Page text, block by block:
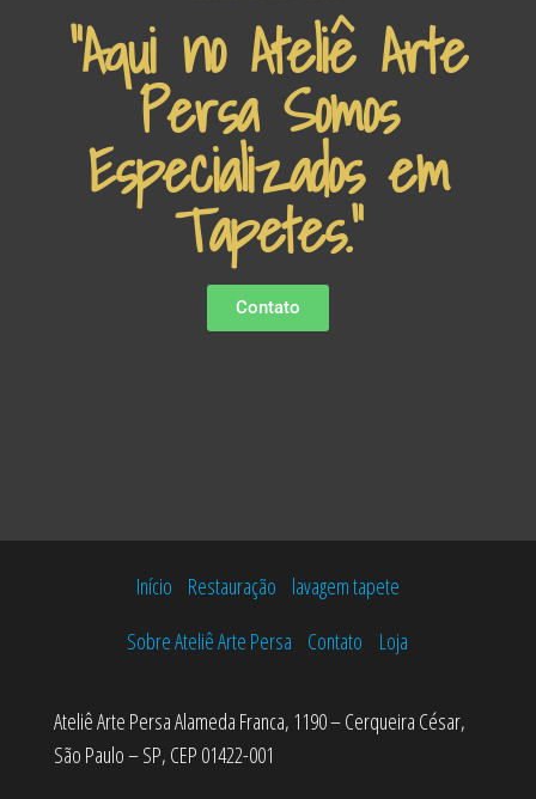
“Aqui no Ateliê Arte
Persa Somos
Especializados em
Tapetes.”
Contato
Início Restauração
lavagem tapete
Sobre Ateliê Arte Persa
Contato Loja
Ateliê Arte Persa Alameda Franca, 1190 – Cerqueira César,
São Paulo – SP, CEP 01422-001